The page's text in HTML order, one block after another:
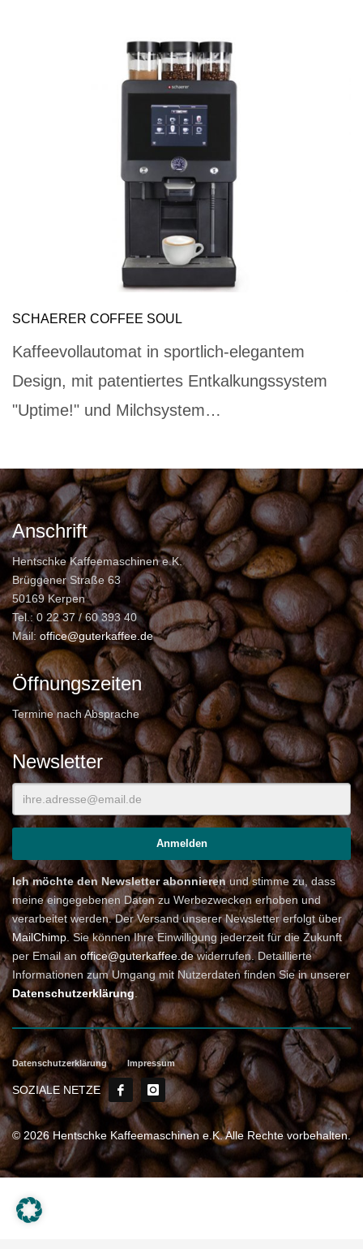
SCHAERER COFFEE SOUL
Kaffeevollautomat in sportlich-elegantem
Design, mit patentiertes Entkalkungssystem
"Uptime!" und Milchsystem…
Anschrift
Hentschke Kaffeemaschinen e.K.
Brüggener Straße 63
50169 Kerpen
Tel.: 0 22 37 / 60 393 40
Mail: office@guterkaffee.de
Öffnungszeiten
Termine nach Absprache
Newsletter
Ich möchte den Newsletter abonnierenund stimme zu, dass
meine eingegebenen Daten zu Werbezwecken erhoben und
verarbeitet werden. Der Versand unserer Newsletter erfolgt über
MailChimp. Sie können Ihre Einwilligung jederzeit für die Zukunft
per Email an office@guterkaffee.dewiderrufen. Detaillierte
Informationen zum Umgang mit Nutzerdaten finden Sie in unserer
Datenschutzerklärung.
Datenschutzerklärung Impressum
SOZIALE NETZE
© 2026 Hentschke Kaffeemaschinen e.K. Alle Rechte vorbehalten.